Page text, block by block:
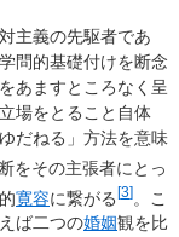
主義の先駆者であ
問的基礎付けを断念
あますところなく呈
場をとること自体
だねる」方法を意味
をその主張者にとっ
寛容に繋がる[3]。こ
ば二つの婚姻観を比